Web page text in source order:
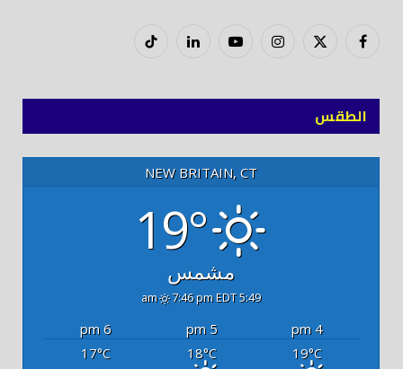
فيسبوكX
إنستغراميوتيوب لينكدود
تيك
الطقس
NEW BRITAIN, CT
19°
مشمس
5:49 am
7:46 pm EDT
4 pm
5 pm
6 pm
19°C
18°C
17°C